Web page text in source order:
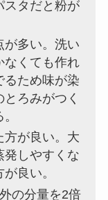
スタだと粉が
が多い。洗い
なくても作れ
るため味が染
ろみがつく
方が良い。大
発しやすくな
良い。
の分量を2倍